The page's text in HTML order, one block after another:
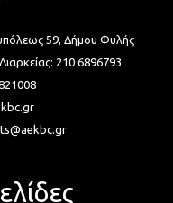
59, Δήμου Φυλής
210 6896793